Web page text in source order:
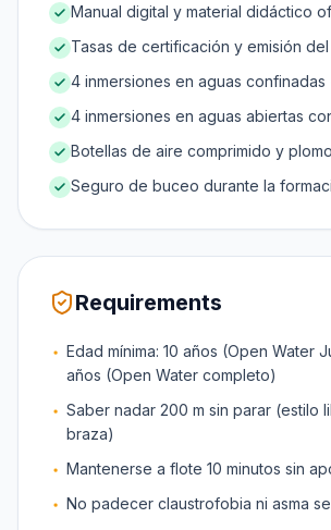
Manual digital y material didáctico
Tasas de certificación y emisión
4 inmersiones en aguas confinadas
4 inmersiones en aguas abiertas
Botellas de aire comprimido y
Seguro de buceo durante la
Requirements
Edad mínima: 10 años (Open Water
años (Open Water completo)
Saber nadar 200 m sin parar (estilo
braza)
Mantenerse a flote 10 minutos sin
No padecer claustrofobia ni asma